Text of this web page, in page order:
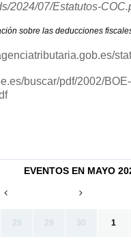
2024/07/Estatutos-
sobre las deducciones
buscar/pdf/2002/
EVENTOS EN MAYO
28 29 30 1